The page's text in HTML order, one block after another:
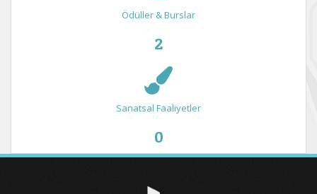
Ödüller & Burslar
2
Sanatsal Faaliyetler
0